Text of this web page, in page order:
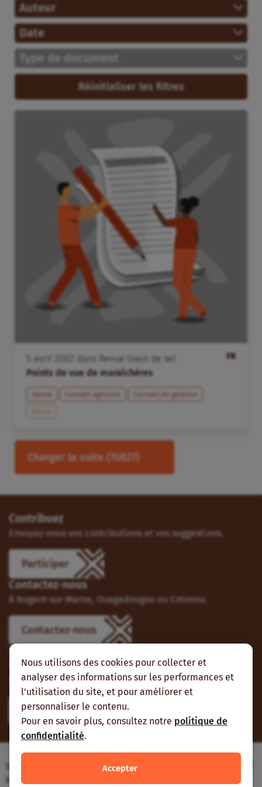
Nous utilisons des cookies pour collecter et
analyser des informations sur les performances et
l'utilisation du site, et pour améliorer et
personnaliser le contenu.
Pour en savoir plus, consultez notre politique de
confidentialité.
Accepter
Auteur
Date
Type de document
Réinitialiser les filtres
FR
avril dans
Revue Grain de sel
Points de vue de maraîchères
Genre Conseil agricole
Conseil de gestion
Charger la suite (15827)
Contribuez
Envoyez-nous vos contributions et vos suggestions.
Participer
Contactez-nous
À Nogent-sur-Marne, Ouagadougou ou Cotonou.
Contactez-nous
Suivez-nous
Vous pouvez aussi vous abonner à nos flux RSS et nous
suivre sur les réseaux sociaux.
Site web réalisé avec le soutien de l’Agence
Française de Développement